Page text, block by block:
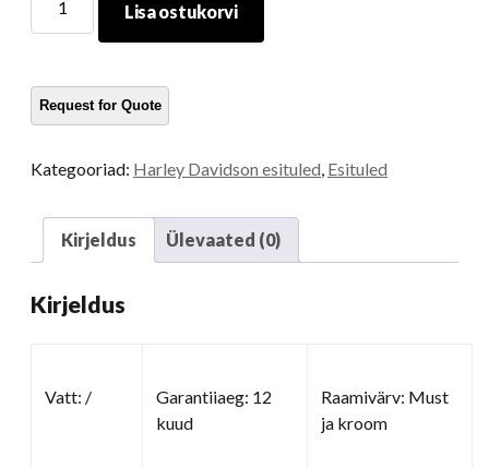
LED
kogus
Lisa ostukorvi
Kategooriad: Harley Davidson esituled Esituled
Kirjeldus Ülevaated (0)
Kirjeldus
Vatt: /
Garantiiaeg: 12
kuud
Raamivärv: Must
ja kroom